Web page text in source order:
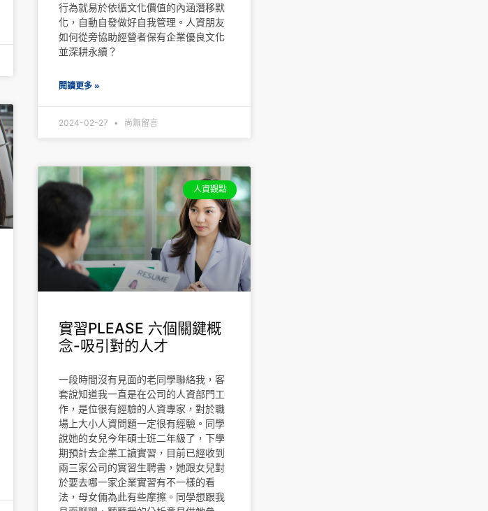
行為就易於依循文化價值的內涵潛移默
化，自動自發做好自我管理。人資朋友
如何從旁協助經營者保有企業優良文化
並深耕永續？
閱讀更多 »
2024-02-27 尚無留言
人資觀點
實習PLEASE 六個關鍵概
念-吸引對的人才
一段時間沒有見面的老同學聯絡我，客
套說知道我一直是在公司的人資部門工
作，是位很有經驗的人資專家，對於職
場上大小人資問題一定很有經驗。同學
說她的女兒今年碩士班二年級了，下學
期預計去企業工讀實習，目前已經收到
兩三家公司的實習生聘書，她跟女兒對
於要去哪一家企業實習有不一樣的看
法，母女倆為此有些摩擦。同學想跟我